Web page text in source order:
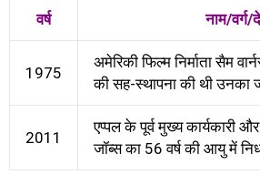
वर्ष नाम/वर्ग/
1975
अमेरिकी फिल्म निर्माता सैम
की सह-स्थापना की थी उनका
2011
एप्पल के पूर्व मुख्य कार्यकारी
जॉब्स का 56 वर्ष की आयु में